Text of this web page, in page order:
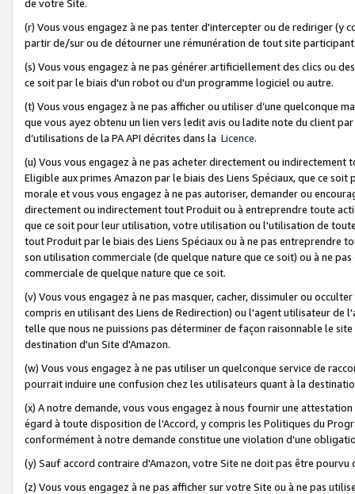
de votre Site.
(r) Vous vous engagez à ne pas tenter d'intercepter ou de rediriger
partir de/sur ou de détourner une rémunération de tout site
(s) Vous vous engagez à ne pas générer artificiellement des clics ou
ce soit par le biais d'un robot ou d'un programme logiciel ou autre.
(t) Vous vous engagez à ne pas afficher ou utiliser d’une quelconque
que vous ayez obtenu un lien vers ledit avis ou ladite note du client
d’utilisations de la PA API décrites dans la Licence.
(u) Vous vous engagez à ne pas acheter directement ou
Eligible aux primes Amazon par le biais des Liens Spéciaux, que ce
morale et vous vous engagez à ne pas autoriser, demander ou
directement ou indirectement tout Produit ou à entreprendre toute
que ce soit pour leur utilisation, votre utilisation ou l'utilisation de
tout Produit par le biais des Liens Spéciaux ou à ne pas entreprendre
son utilisation commerciale (de quelque nature que ce soit) ou à ne
commerciale de quelque nature que ce soit.
(v) Vous vous engagez à ne pas masquer, cacher, dissimuler ou
compris en utilisant des Liens de Redirection) ou l'agent utilisateur
telle que nous ne puissions pas déterminer de façon raisonnable le
destination d'un Site d'Amazon.
(w) Vous vous engagez à ne pas utiliser un quelconque service de
pourrait induire une confusion chez les utilisateurs quant à la
(x) A notre demande, vous vous engagez à nous fournir une
égard à toute disposition de l'Accord, y compris les Politiques du
conformément à notre demande constitue une violation d'une
(y) Sauf accord contraire d'Amazon, votre Site ne doit pas être
(z) Vous vous engagez à ne pas afficher sur votre Site ou à ne pas